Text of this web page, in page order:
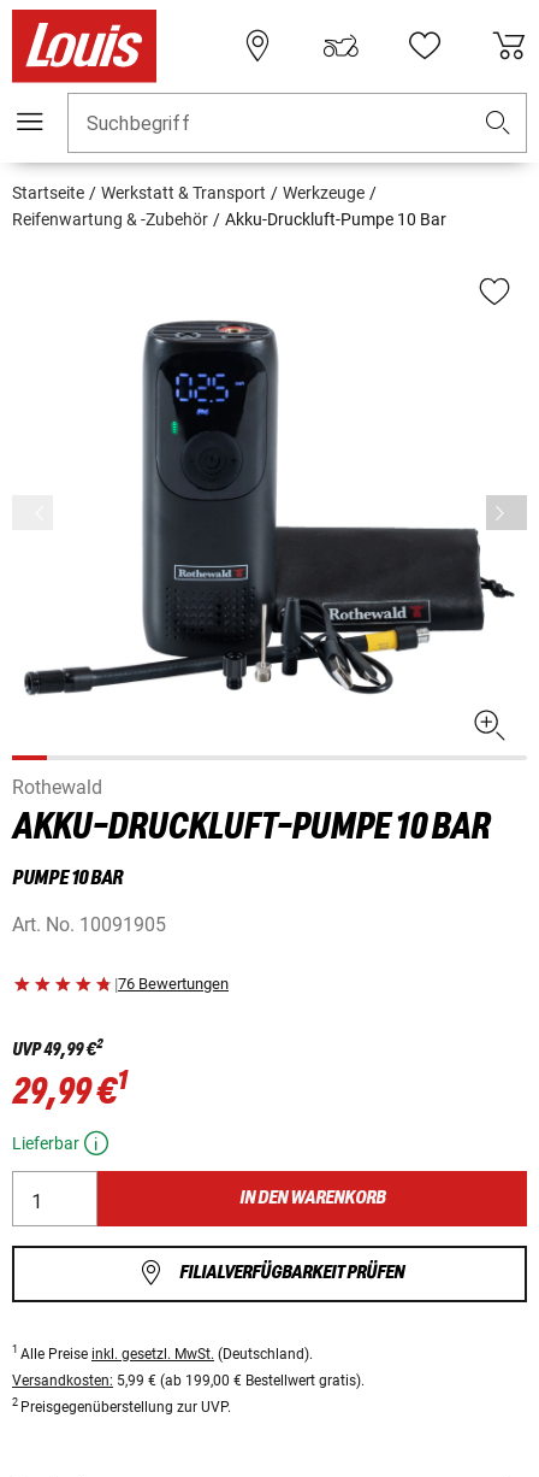
Suchbegriff
Startseite Werkstatt & Transport
Werkzeuge
Reifenwartung & -Zubehör
Akku-Druckluft-Pumpe 10 Bar
Rothewald
AKKU-DRUCKLUFT-PUMPE 10 BAR
PUMPE 10 BAR
Art. No. 10091905
|76 Bewertungen
UVP49,99 €2
29,99 €1
Lieferbar
IN DEN WARENKORB
FILIALVERFÜGBARKEIT PRÜFEN
1 Alle Preise inkl. gesetzl. MwSt. (Deutschland).
Versandkosten: 5,99 € (ab 199,00 € Bestellwert gratis).
2 Preisgegenüberstellung zur UVP.